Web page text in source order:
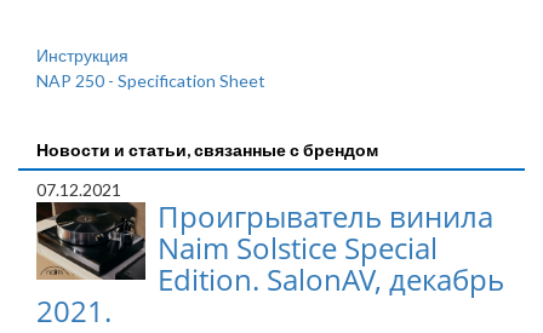
Инструкция
NAP 250 - Specification Sheet
Новости и статьи, связанные с брендом
07.12.2021
Проигрыватель винила
Naim Solstice Special
Edition. SalonAV, декабрь
2021.